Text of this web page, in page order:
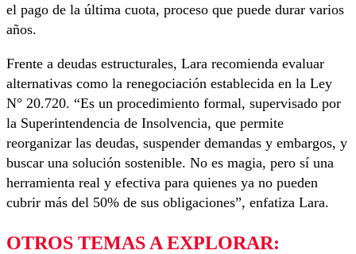
el pago de la última cuota, proceso que puede durar varios
años.
Frente a deudas estructurales, Lara recomienda evaluar
alternativas como la renegociación establecida en la Ley
N° 20.720. “Es un procedimiento formal, supervisado por
la Superintendencia de Insolvencia, que permite
reorganizar las deudas, suspender demandas y embargos, y
buscar una solución sostenible. No es magia, pero sí una
herramienta real y efectiva para quienes ya no pueden
cubrir más del 50% de sus obligaciones”, enfatiza Lara.
OTROS TEMAS A EXPLORAR: